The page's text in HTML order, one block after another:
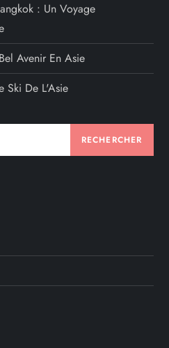
: Un Voyage
Avenir En Asie
Ski De L'Asie